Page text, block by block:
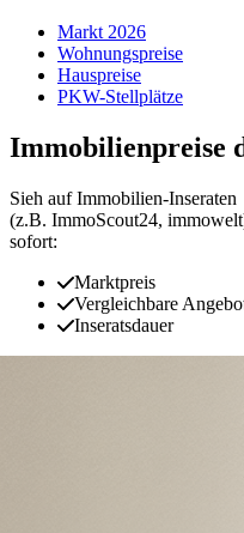
Markt 2026
Wohnungspreise
Hauspreise
PKW-Stellplätze
Immobilienpreise
Sieh auf Immobilien‑Inseraten
(z.B. ImmoScout24,
sofort:
Marktpreis
Vergleichbare
Inseratsdauer